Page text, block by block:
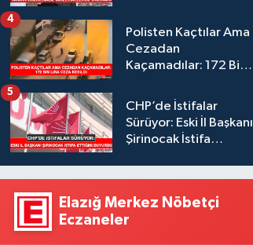
Polisten Kaçtılar Ama
Cezadan
Kaçamadılar: 172 Bin
4
CHP’de İstifalar
Sürüyor: Eski İl Başkanı
Şirinocak İstifa
5
Elazığ Merkez Nöbetçi
Eczaneler